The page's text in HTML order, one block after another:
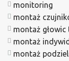
monitoring
montaż
montaż
montaż
montaż